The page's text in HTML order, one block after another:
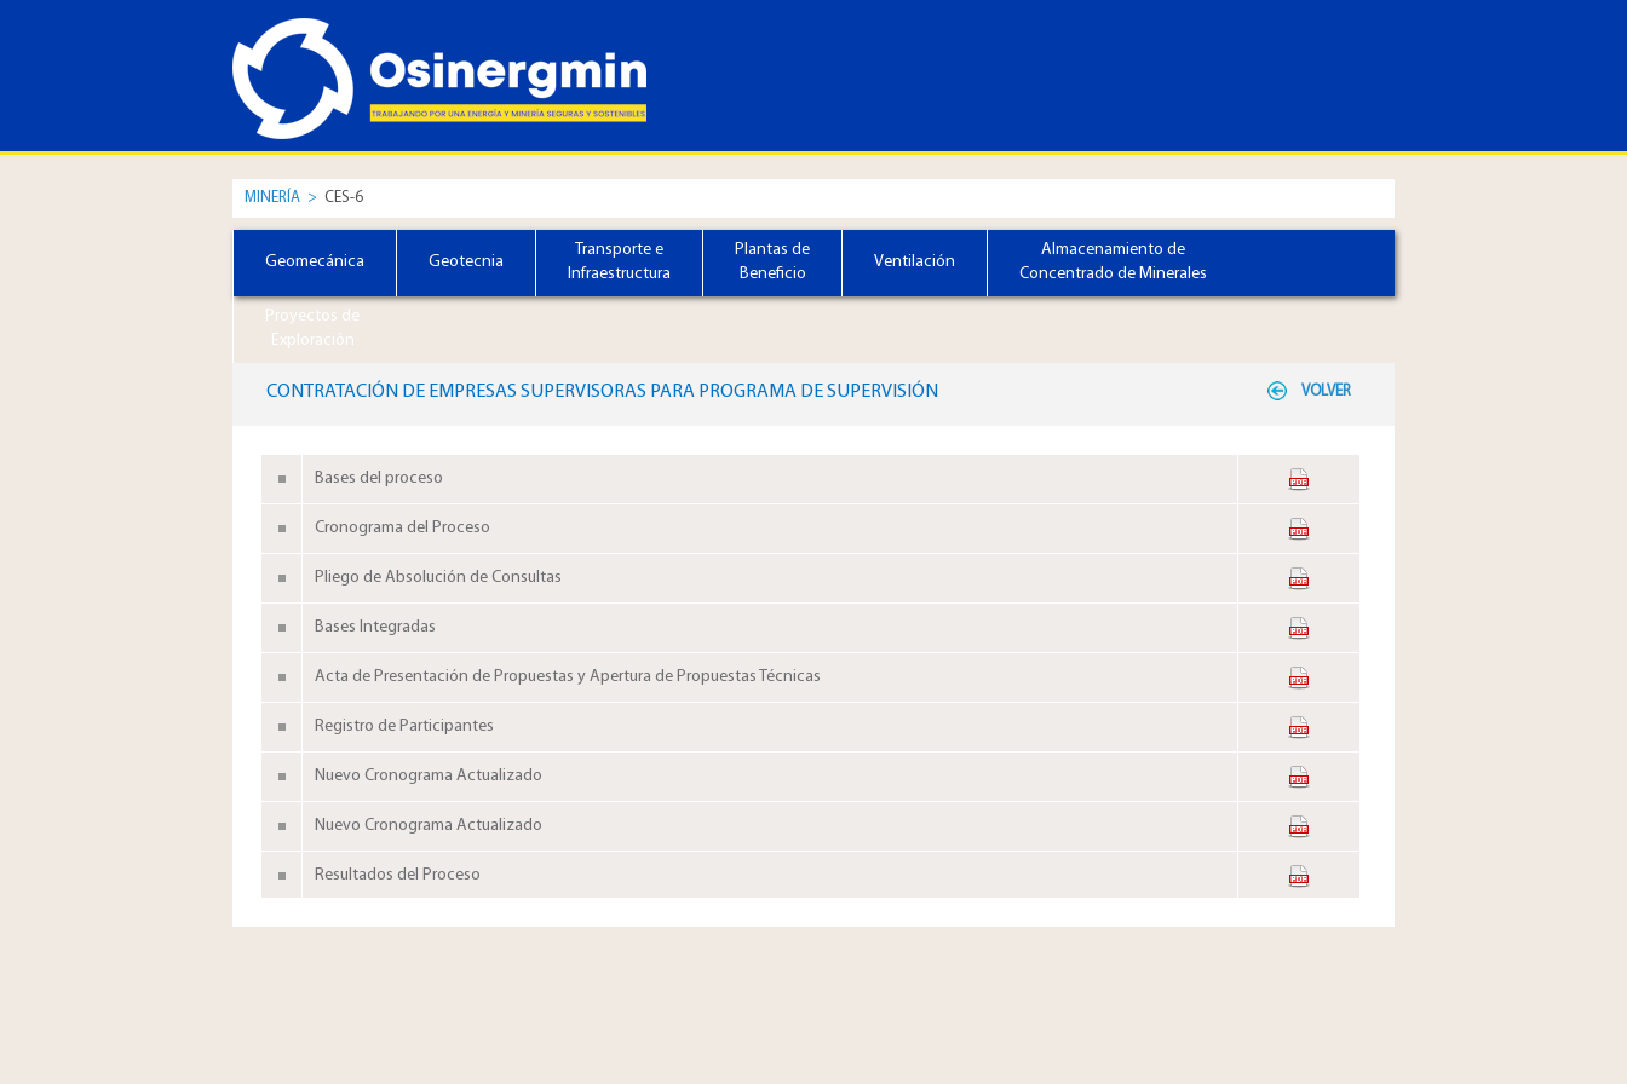
MINERÍA > CES-6
Geomecánica Geotecnia
Transporte e
Infraestructura
Plantas de
Beneficio
Ventilación
Almacenamiento de
Concentrado de Minerales
Proyectos de
Exploración
CONTRATACIÓN DE EMPRESAS SUPERVISORAS PARA PROGRAMA DE SUPERVISIÓN VOLVER